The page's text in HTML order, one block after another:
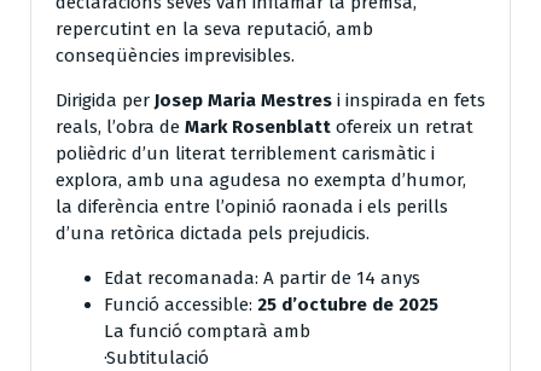
repercutint en la seva reputació, amb
conseqüències imprevisibles.
Dirigida per Josep Maria Mestres i inspirada en fets
reals, l’obra de Mark Rosenblatt ofereix un retrat
polièdric d’un literat terriblement carismàtic i
explora, amb una agudesa no exempta d’humor,
la diferència entre l’opinió raonada i els perills
d’una retòrica dictada pels prejudicis.
Edat recomanada: A partir de 14 anys
Funció accessible: 25 d’octubre de 2025
La funció comptarà amb
·Subtitulació